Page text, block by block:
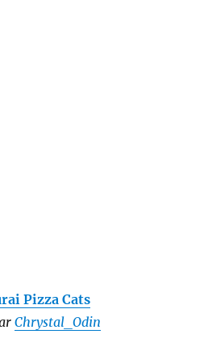
Pizza Cats
Chrystal_Odin